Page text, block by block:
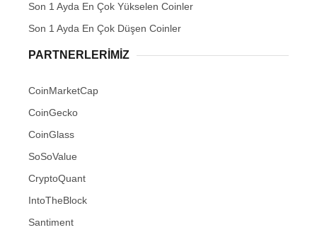
Son 1 Ayda En Çok Yükselen Coinler
Son 1 Ayda En Çok Düşen Coinler
PARTNERLERIMIZ
CoinMarketCap
CoinGecko
CoinGlass
SoSoValue
CryptoQuant
IntoTheBlock
Santiment